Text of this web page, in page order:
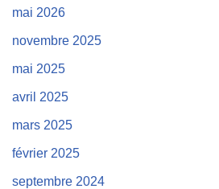
mai 2026
novembre 2025
mai 2025
avril 2025
mars 2025
février 2025
septembre 2024